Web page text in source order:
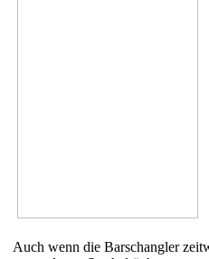
Auch wenn die Barschangler